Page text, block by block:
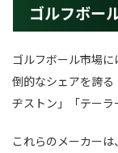
ゴルフボー
ゴルフボール市場
倒的なシェアを誇
ヂストン」「テーラ
これらのメーカー